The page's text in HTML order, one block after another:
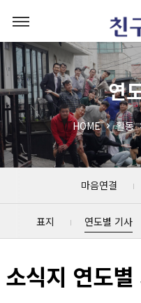
연
HOME 활동
마음연결
표지 연도별 기사
소식지 연도별